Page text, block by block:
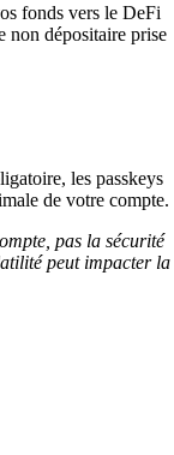
fonds vers le DeFi
non dépositaire prise
les passkeys
de votre compte.
pas la sécurité
peut impacter la